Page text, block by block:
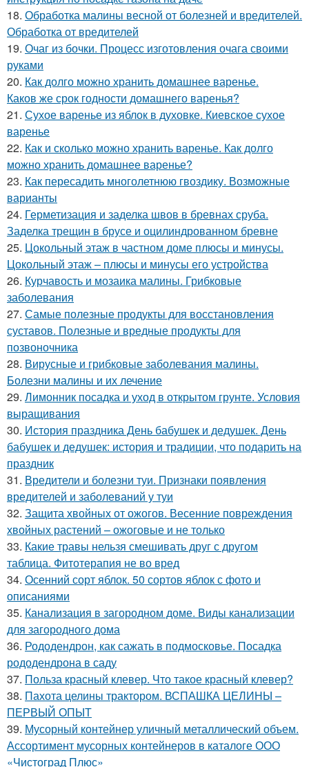
18. Обработка малины весной от болезней и вредителей.
Обработка от вредителей
19. Очаг из бочки. Процесс изготовления очага своими
руками
20. Как долго можно хранить домашнее варенье.
Каков же срок годности домашнего варенья?
21. Сухое варенье из яблок в духовке. Киевское сухое
варенье
22. Как и сколько можно хранить варенье. Как долго
можно хранить домашнее варенье?
23. Как пересадить многолетнюю гвоздику. Возможные
варианты
24. Герметизация и заделка швов в бревнах сруба.
Заделка трещин в брусе и оцилиндрованном бревне
25. Цокольный этаж в частном доме плюсы и минусы.
Цокольный этаж – плюсы и минусы его устройства
26. Курчавость и мозаика малины. Грибковые
заболевания
27. Самые полезные продукты для восстановления
суставов. Полезные и вредные продукты для
позвоночника
28. Вирусные и грибковые заболевания малины.
Болезни малины и их лечение
29. Лимонник посадка и уход в открытом грунте. Условия
выращивания
30. История праздника День бабушек и дедушек. День
бабушек и дедушек: история и традиции, что подарить на
праздник
31. Вредители и болезни туи. Признаки появления
вредителей и заболеваний у туи
32. Защита хвойных от ожогов. Весенние повреждения
хвойных растений – ожоговые и не только
33. Какие травы нельзя смешивать друг с другом
таблица. Фитотерапия не во вред
34. Осенний сорт яблок. 50 сортов яблок с фото и
описаниями
35. Канализация в загородном доме. Виды канализации
для загородного дома
36. Рододендрон, как сажать в подмосковье. Посадка
рододендрона в саду
37. Польза красный клевер. Что такое красный клевер?
38. Пахота целины трактором. ВСПАШКА ЦЕЛИНЫ –
ПЕРВЫЙ ОПЫТ
39. Мусорный контейнер уличный металлический объем.
Ассортимент мусорных контейнеров в каталоге ООО
«Чистоград Плюс»